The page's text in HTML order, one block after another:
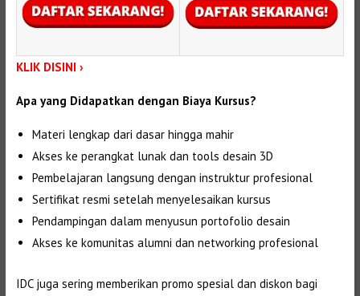
KLIK DISINI ›
Apa yang Didapatkan dengan Biaya Kursus?
Materi lengkap dari dasar hingga mahir
Akses ke perangkat lunak dan tools desain 3D
Pembelajaran langsung dengan instruktur profesional
Sertifikat resmi setelah menyelesaikan kursus
Pendampingan dalam menyusun portofolio desain
Akses ke komunitas alumni dan networking profesional
IDC juga sering memberikan promo spesial dan diskon bagi